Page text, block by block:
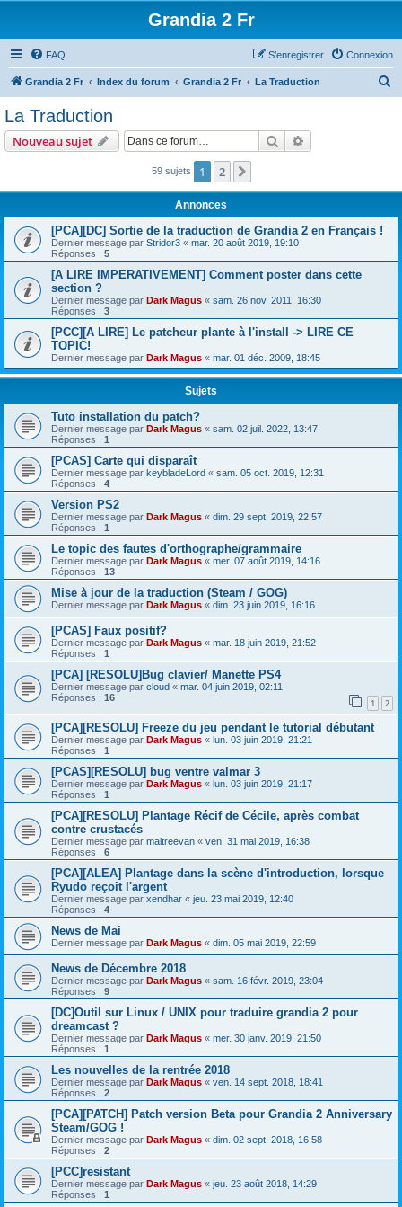
Grandia 2 Fr
FAQ Connexion
S’enregistrer
Grandia 2 Fr Index du forum Grandia 2 Fr La Traduction
La Traduction
Nouveau sujet Rechercher
59 sujets 1 2
Annonces
[PCA][DC] Sortie de la traduction de Grandia 2 en Français !
Dernier message par Stridor3 « mar. 20 août 2019, 19:10
Réponses : 5
[A LIRE IMPERATIVEMENT] Comment poster dans cette
section ?
Dernier message par Dark Magus « sam. 26 nov. 2011, 16:30
Réponses : 3
[PCC][A LIRE] Le patcheur plante à l'install -> LIRE CE
TOPIC!
Dernier message par Dark Magus « mar. 01 déc. 2009, 18:45
Sujets
Tuto installation du patch?
Dernier message par Dark Magus « sam. 02 juil. 2022, 13:47
Réponses : 1
[PCAS] Carte qui disparaît
Dernier message par keybladeLord « sam. 05 oct. 2019, 12:31
Réponses : 4
Version PS2
Dernier message par Dark Magus « dim. 29 sept. 2019, 22:57
Réponses : 1
Le topic des fautes d'orthographe/grammaire
Dernier message par Dark Magus « mer. 07 août 2019, 14:16
Réponses : 13
Mise à jour de la traduction (Steam / GOG)
Dernier message par Dark Magus « dim. 23 juin 2019, 16:16
[PCAS] Faux positif?
Dernier message par Dark Magus « mar. 18 juin 2019, 21:52
Réponses : 1
[PCA] [RESOLU]Bug clavier/ Manette PS4
Dernier message par cloud « mar. 04 juin 2019, 02:11
Réponses : 16 1 2
[PCA][RESOLU] Freeze du jeu pendant le tutorial débutant
Dernier message par Dark Magus « lun. 03 juin 2019, 21:21
Réponses : 1
[PCAS][RESOLU] bug ventre valmar 3
Dernier message par Dark Magus « lun. 03 juin 2019, 21:17
Réponses : 1
[PCA][RESOLU] Plantage Récif de Cécile, après combat
contre crustacés
Dernier message par maitreevan « ven. 31 mai 2019, 16:38
Réponses : 6
[PCA][ALEA] Plantage dans la scène d'introduction, lorsque
Ryudo reçoit l'argent
Dernier message par xendhar « jeu. 23 mai 2019, 12:40
Réponses : 4
News de Mai
Dernier message par Dark Magus « dim. 05 mai 2019, 22:59
News de Décembre 2018
Dernier message par Dark Magus « sam. 16 févr. 2019, 23:04
Réponses : 9
[DC]Outil sur Linux / UNIX pour traduire grandia 2 pour
dreamcast ?
Dernier message par Dark Magus « mer. 30 janv. 2019, 21:50
Réponses : 1
Les nouvelles de la rentrée 2018
Dernier message par Dark Magus « ven. 14 sept. 2018, 18:41
Réponses : 2
[PCA][PATCH] Patch version Beta pour Grandia 2 Anniversary
Steam/GOG !
Dernier message par Dark Magus « dim. 02 sept. 2018, 16:58
Réponses : 2
[PCC]resistant
Dernier message par Dark Magus « jeu. 23 août 2018, 14:29
Réponses : 1